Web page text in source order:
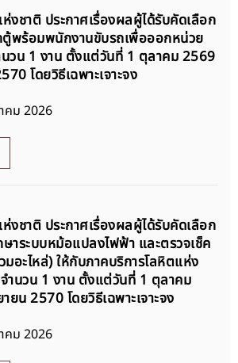
งชาติ ประกาศเรื่องผลผู้ได้รับคัดเลือก
ตู้พร้อมพนักงานขับรถเพื่อออกหน่วย
นวน 1 งาน ตั้งแต่วันที่ 1 ตุลาคม 2569
โดยวิธีเฉพาะเจาะจง
คม 2026
งชาติ ประกาศเรื่องผลผู้ได้รับคัดเลือก
ษาระบบหม้อแปลงไฟฟ้า และตรวจเช็ค
อะไหล่) ให้กับภาคบริการโลหิตแห่ง
ำนวน 1 งาน ตั้งแต่วันที่ 1 ตุลาคม
น 2570 โดยวิธีเฉพาะเจาะจง
คม 2026